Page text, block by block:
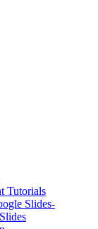
Tutorials
Slides-